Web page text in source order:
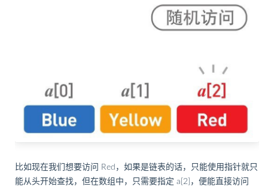
比如现在我们想要访问 Red，如果是链表的话，只能使用指针就只
能从头开始查找，但在数组中，只需要指定 a[2]，便能直接访问